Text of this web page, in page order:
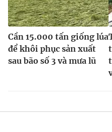
Cần 15.000 tấn giống lúa
để khôi phục sản xuất
sau bão số 3 và mưa lũ